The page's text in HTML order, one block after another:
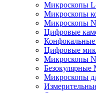
Микроскопы
Микроскопы
Микроскопы
Цифровые
Цифровые
Микроскопы
Безокулярные
Микроскопы